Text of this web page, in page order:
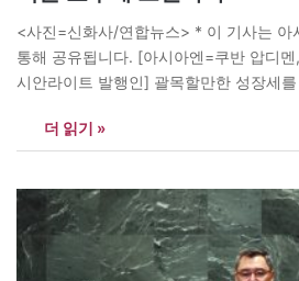
<사진=신화사/연합뉴스> * 이 기사는 아
통해 공유됩니다. [아시아엔=쿠반 압디
시안라이트 발행인] 괄목할만한 성장세
계선수권대회(UIM F1H2O World
번 대회는 2026년 7월 31일부터 8월 2
스탄 역사상 최대…
더 읽기 »